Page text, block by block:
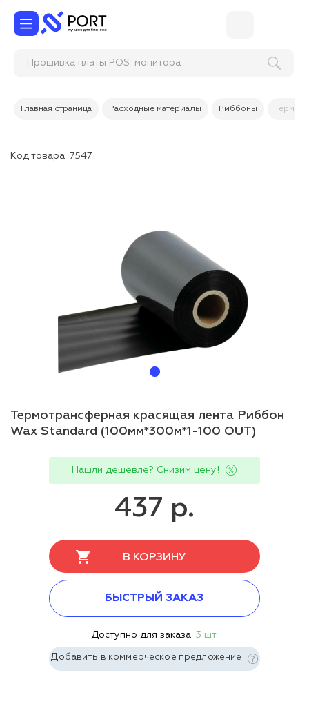
Прошивка платы POS-монито
Главная страница Расходные материалы Риббоны
Код товара: 7547
Термотрансферная красящая лента Риббон
Wax Standard (100мм*300м*1-100 OUT)
Нашли дешевле? Снизим цену!
437 р.
В КОРЗИНУ
БЫСТРЫЙ ЗАКАЗ
Доступно для заказа: 3 шт.
Добавить в коммерческое предложение